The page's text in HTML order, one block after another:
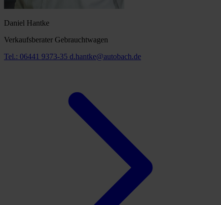
Daniel Hantke
Verkaufsberater Gebrauchtwagen
Tel.: 06441 9373-35 d.hantke@autobach.de